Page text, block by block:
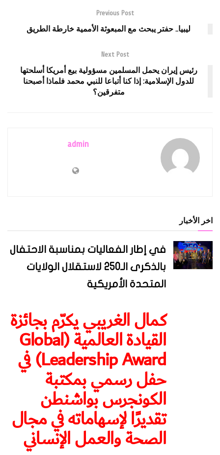
Previous Post
ليبيا.. حفتر يبحث مع المبعوثة الأممية خارطة الطريق
Next Post
رئيس إيران يحمل المسلمين مسؤولية بيع أمريكا أسلحتها
للدول الإسلامية: إذا كنا أتباعا للنبي محمد فلماذا أصبحنا
متفرقين؟
admin
اخر الأخبار
في إطار الفعاليات بمناسبة الاحتفال
بالذكرى الـ250 لاستقلال الولايات
المتحدة الأمريكية
كمال الغريبي يكرّم بجائزة
القيادة العالمية (Global
Leadership Award) في
حفل رسمي بمكتبة
الكونجرس بواشنطن
تقديرًا لإسهاماته في مجال
الصحة والعمل الإنساني